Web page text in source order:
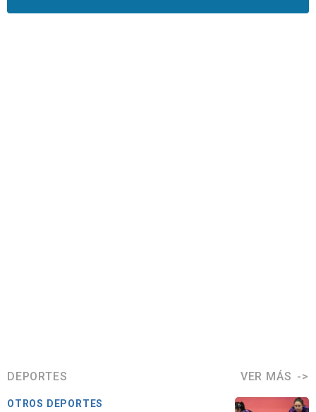
DEPORTES VER MÁS
OTROS DEPORTES